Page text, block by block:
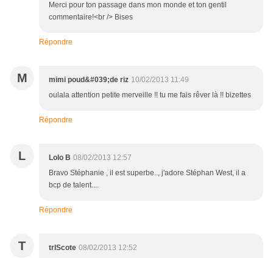
Merci pour ton passage dans mon monde et ton gentil
commentaire!<br /> Bises
Répondre
M mimi poud&#039;de riz 10/02/2013 11:49
oulala attention petite merveille !! tu me fais rêver là !! bizettes
Répondre
L Lolo B 08/02/2013 12:57
Bravo Stéphanie , il est superbe.., j'adore Stéphan West, il a
bcp de talent....
Répondre
T trIScote 08/02/2013 12:52